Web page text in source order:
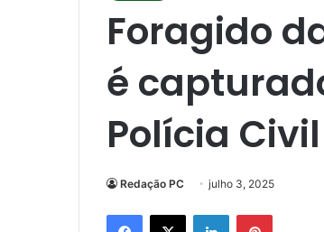
Foragido
é
Polícia Civil
Redação PC julho 3, 2025
Facebook
X LinkedinPinterest